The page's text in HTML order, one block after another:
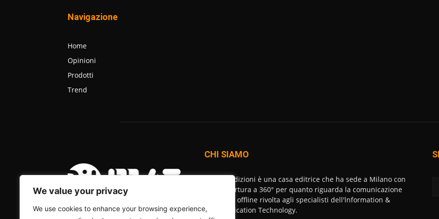
We value your privacy
We use cookies to enhance your browsing experience,
Navigazione
Home
Opinioni
Prodotti
Trend
CHI SIAMO
BitMAT Edizioni è una casa editrice che ha sede a Milano con
una copertura a 360° per quanto riguarda la comunicazione
online ed offline rivolta agli specialisti dell'lnformation &
Communication Technology.